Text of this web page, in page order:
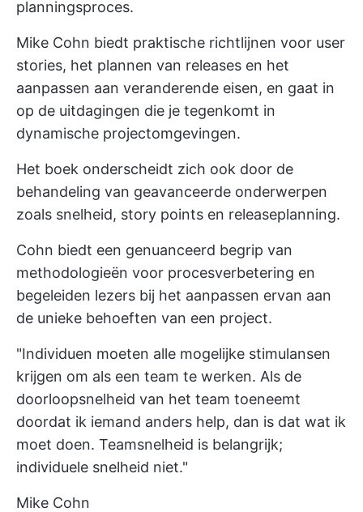
planningsproces.
Mike Cohn biedt praktische richtlijnen voor user
stories, het plannen van releases en het
aanpassen aan veranderende eisen, en gaat in
op de uitdagingen die je tegenkomt in
dynamische projectomgevingen.
Het boek onderscheidt zich ook door de
behandeling van geavanceerde onderwerpen
zoals snelheid, story points en releaseplanning.
Cohn biedt een genuanceerd begrip van
methodologieën voor procesverbetering en
begeleiden lezers bij het aanpassen ervan aan
de unieke behoeften van een project.
"Individuen moeten alle mogelijke stimulansen
krijgen om als een team te werken. Als de
doorloopsnelheid van het team toeneemt
doordat ik iemand anders help, dan is dat wat ik
moet doen. Teamsnelheid is belangrijk;
individuele snelheid niet."
Mike Cohn